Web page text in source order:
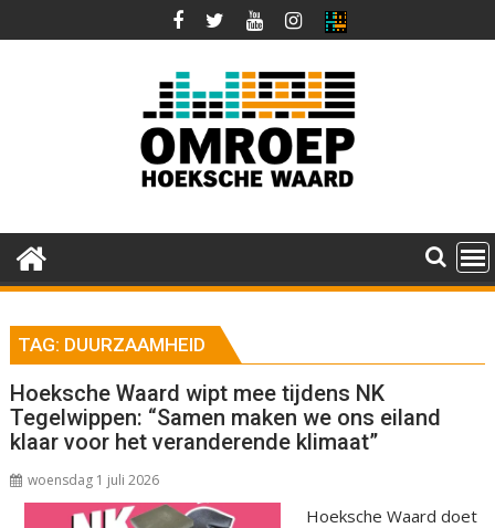
naar
TAG: DUURZAAMHEID
Hoeksche Waard wipt mee tijdens NK
Tegelwippen: “Samen maken we ons eiland
klaar voor het veranderende klimaat”
woensdag 1 juli 2026
Hoeksche Waard doet